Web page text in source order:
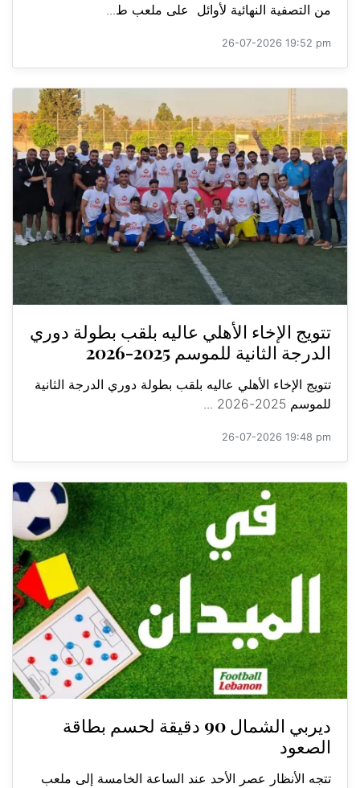
من التصفية النهائية لأوائل على ملعب ط...
26-07-2026 19:52 pm
تتويج الإخاء الأهلي عاليه بلقب بطولة دوري
الدرجة الثانية للموسم 2025-2026
تتويج الإخاء الأهلي عاليه بلقب بطولة دوري الدرجة الثانية
للموسم 2025-2026 ...
26-07-2026 19:48 pm
ديربي الشمال 90 دقيقة لحسم بطاقة
الصعود
تتجه الأنظار عصر الأحد عند الساعة الخامسة إلى ملعب